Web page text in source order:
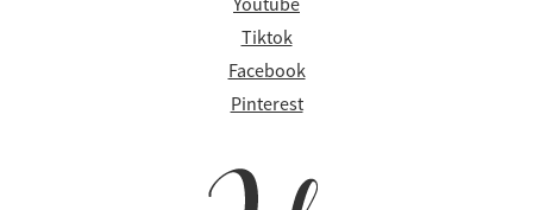
Tiktok
Facebook
Pinterest